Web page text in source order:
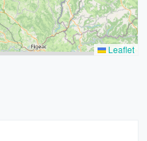
Leaflet